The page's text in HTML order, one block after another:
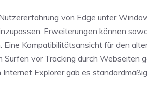
von Edge unter
Erweiterungen können
Kompatibilitätsansicht für den
vor Tracking durch Webseiten
Explorer gab es